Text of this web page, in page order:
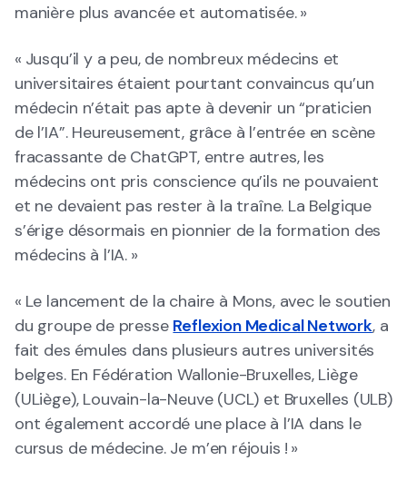
manière plus avancée et automatisée. »
« Jusqu’il y a peu, de nombreux médecins et
universitaires étaient pourtant convaincus qu’un
médecin n’était pas apte à devenir un “praticien
de l’IA”. Heureusement, grâce à l’entrée en scène
fracassante de ChatGPT, entre autres, les
médecins ont pris conscience qu’ils ne pouvaient
et ne devaient pas rester à la traîne. La Belgique
s’érige désormais en pionnier de la formation des
médecins à l’IA. »
« Le lancement de la chaire à Mons, avec le soutien
du groupe de presse Reflexion Medical Network, a
fait des émules dans plusieurs autres universités
belges. En Fédération Wallonie-Bruxelles, Liège
(ULiège), Louvain-la-Neuve (UCL) et Bruxelles (ULB)
ont également accordé une place à l’IA dans le
cursus de médecine. Je m’en réjouis ! »